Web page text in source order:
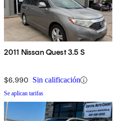
2011 Nissan Quest 3.5 S
$6,990 Sin calificación
Se aplican tarifas